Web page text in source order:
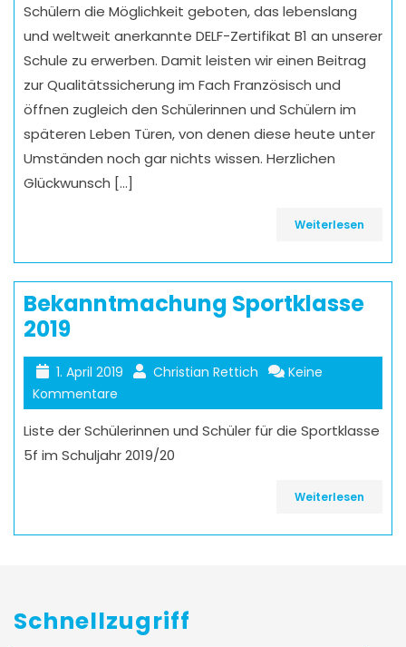
Schülern die Möglichkeit geboten, das lebenslang
und weltweit anerkannte DELF-Zertifikat B1 an unserer
Schule zu erwerben. Damit leisten wir einen Beitrag
zur Qualitätssicherung im Fach Französisch und
öffnen zugleich den Schülerinnen und Schülern im
späteren Leben Türen, von denen diese heute unter
Umständen noch gar nichts wissen. Herzlichen
Glückwunsch […]
Weiterlesen
Bekanntmachung Sportklasse
2019
1. April 2019 Christian Rettich
Keine
Kommentare
Liste der Schülerinnen und Schüler für die Sportklasse
5f im Schuljahr 2019/20
Weiterlesen
Schnellzugriff